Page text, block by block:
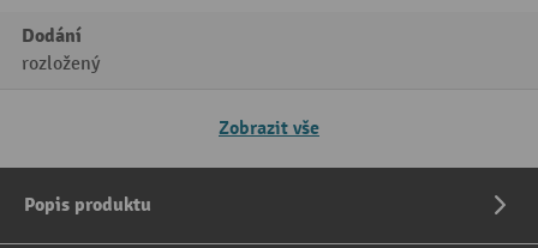
Dodání
rozložený
Zobrazit vše
Popis produktu